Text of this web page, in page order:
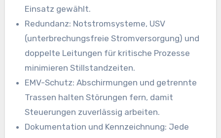
Einsatz gewählt.
Redundanz: Notstromsysteme, USV
(unterbrechungsfreie Stromversorgung) und
doppelte Leitungen für kritische Prozesse
minimieren Stillstandzeiten.
EMV-Schutz: Abschirmungen und getrennte
Trassen halten Störungen fern, damit
Steuerungen zuverlässig arbeiten.
Dokumentation und Kennzeichnung: Jede